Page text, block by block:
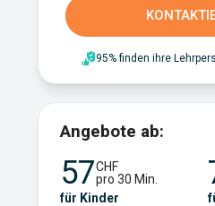
95% finden ihre
Angebote ab:
57CHF
pro 30 Min.
für Kinder